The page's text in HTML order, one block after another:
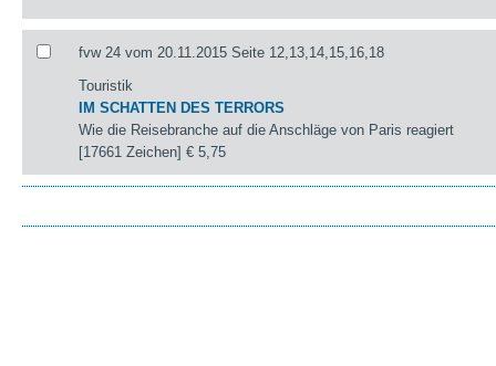
fvw 24 vom 20.11.2015 Seite 12,13,14,15,16,18
Touristik
IM SCHATTEN DES TERRORS
Wie die Reisebranche auf die Anschläge von Paris reagiert
[17661 Zeichen]€ 5,75